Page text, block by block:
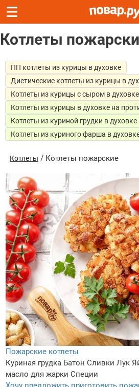
Котлеты
ПП котлеты из курицы в духовке
Диетические котлеты из курицы в
Котлеты из курицы с сыром в духовке
Котлеты из курицы в духовке на
Котлеты из куриной грудки в духовке
Котлеты из куриного фарша в
Котлеты / Котлеты пожарские
Пожарские котлеты
Куриная грудка Батон Сливки Лук
масло для жарки Специи